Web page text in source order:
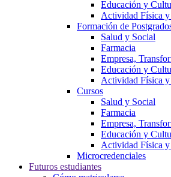
Educación y
Actividad Física
Formación de
Salud y Social
Farmacia
Empresa,
Educación y
Actividad Física
Cursos
Salud y Social
Farmacia
Empresa,
Educación y
Actividad Física
Microcredenciales
Futuros estudiantes